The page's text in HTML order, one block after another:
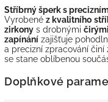
Stříbrný šperk s
Vyrobené z kvalitního
zirkony s drobnými
zapínání zajišťuje
a precizní zpracování
se stane oblíbenou
Doplňkové